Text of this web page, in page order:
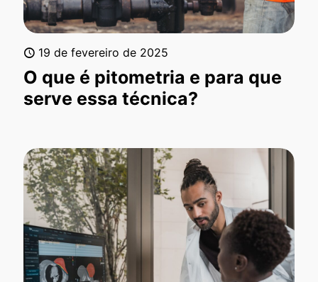
19 de fevereiro de 2025
O que é pitometria e para que
serve essa técnica?